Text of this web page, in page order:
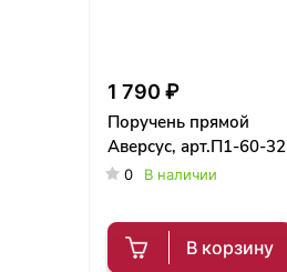
1 790 ₽
Поручень прямой
Аверсус, арт.П1-60-32
0 В наличии
В корзину